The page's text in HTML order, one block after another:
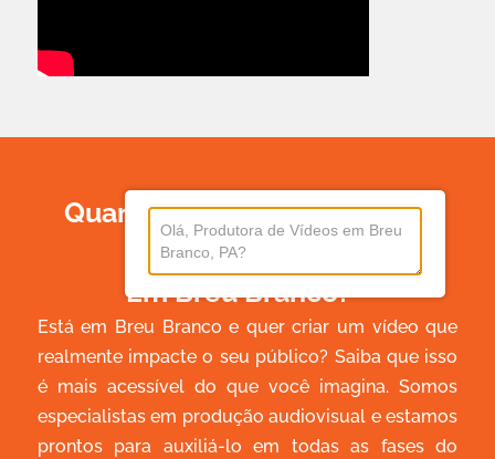
Quanto Custa Produzir Um
Vídeo
Em Breu Branco?
Está em Breu Branco e quer criar um vídeo que
realmente impacte o seu público? Saiba que isso
é mais acessível do que você imagina. Somos
especialistas em produção audiovisual e estamos
prontos para auxiliá-lo em todas as fases do